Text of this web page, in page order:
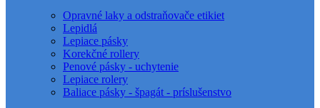
Opravné laky a odstraňovače etikiet
Lepidlá
Lepiace pásky
Korekčné rollery
Penové pásky - uchytenie
Lepiace rolery
Baliace pásky - špagát - príslušenstvo